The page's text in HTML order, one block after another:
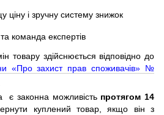
і зручну систему знижок
команда експертів
товару здійснюється відповідно до
«Про захист прав споживачів» №
є законна можливість протягом 14
куплений товар, якщо він з